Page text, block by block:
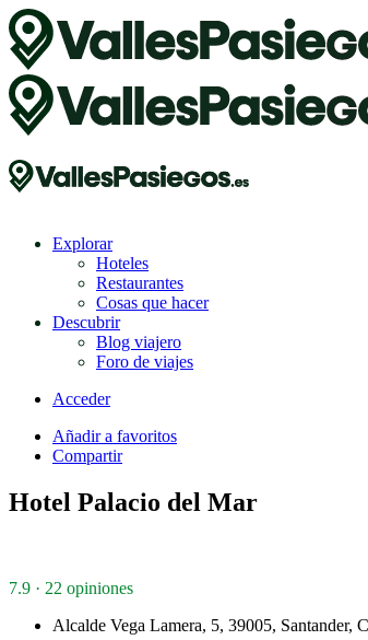
Explorar
Hoteles
Restaurantes
Cosas que hacer
Descubrir
Blog viajero
Foro de viajes
Acceder
Añadir a favoritos
Compartir
Hotel Palacio del Mar
7.9 · 22 opiniones
Alcalde Vega Lamera, 5, 39005, Santander,